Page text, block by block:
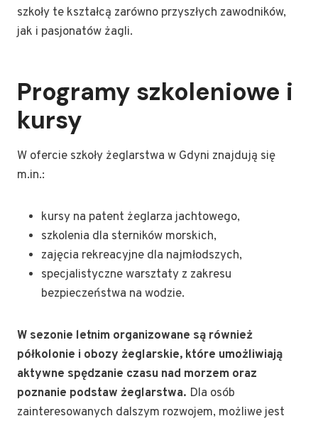
szkoły te kształcą zarówno przyszłych zawodników,
jak i pasjonatów żagli.
Programy szkoleniowe i
kursy
W ofercie szkoły żeglarstwa w Gdyni znajdują się
m.in.:
kursy na patent żeglarza jachtowego,
szkolenia dla sterników morskich,
zajęcia rekreacyjne dla najmłodszych,
specjalistyczne warsztaty z zakresu
bezpieczeństwa na wodzie.
W sezonie letnim organizowane są również
półkolonie i obozy żeglarskie, które umożliwiają
aktywne spędzanie czasu nad morzem oraz
poznanie podstaw żeglarstwa. Dla osób
zainteresowanych dalszym rozwojem, możliwe jest